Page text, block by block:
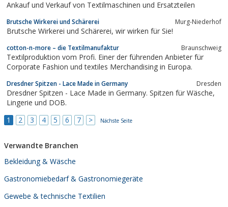
Ankauf und Verkauf von Textilmaschinen und Ersatzteilen
Brutsche Wirkerei und Schärerei Murg-Niederhof
Brutsche Wirkerei und Schärerei, wir wirken für Sie!
cotton-n-more – die Textilmanufaktur Braunschweig
Textilproduktion vom Profi. Einer der führenden Anbieter für
Corporate Fashion und textiles Merchandising in Europa.
Dresdner Spitzen - Lace Made in Germany Dresden
Dresdner Spitzen - Lace Made in Germany. Spitzen für Wäsche,
Lingerie und DOB.
1
2 3 4 5 6 7 > Nächste Seite
Verwandte Branchen
Bekleidung & Wäsche
Gastronomiebedarf & Gastronomiegeräte
Gewebe & technische Textilien